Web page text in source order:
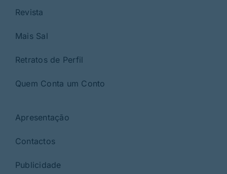
Revista
Mais Sal
Retratos de Perfil
Quem Conta um Conto
Apresentação
Contactos
Publicidade